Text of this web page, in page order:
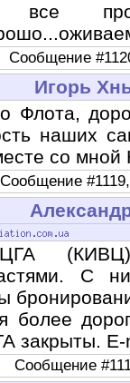
Сообщение
Игорь
Флота,
наших
со
Сообщение #1119,
С
более
закрыты. E-
Сообщение